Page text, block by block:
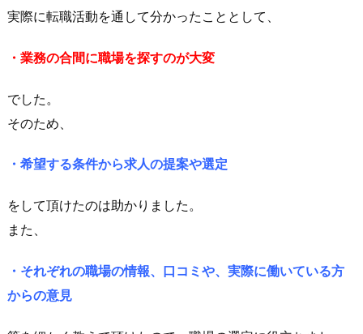
実際に転職活動を通して分かったこととして、
・業務の合間に職場を探すのが大変
でした。
そのため、
・希望する条件から求人の提案や選定
をして頂けたのは助かりました。
また、
・それぞれの職場の情報、口コミや、実際に働いている方
からの意見